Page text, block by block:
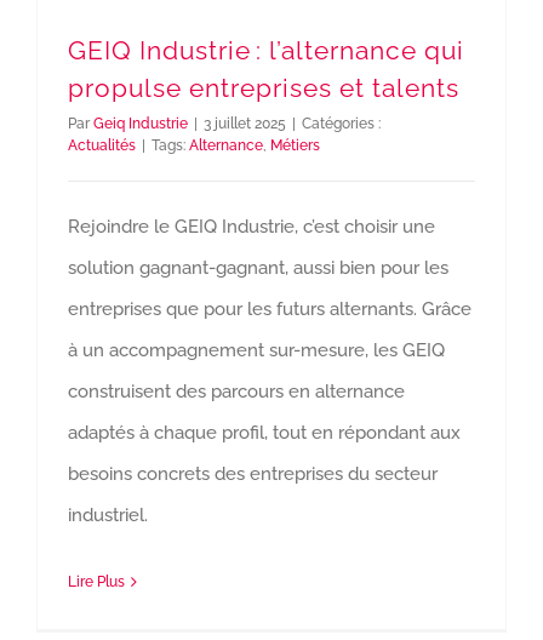
GEIQ Industrie : l’alternance qui
propulse entreprises et talents
Par Geiq Industrie 3 juillet 2025
Catégories :
Actualités
Tags: Alternance, Métiers
Rejoindre le GEIQ Industrie, c’est choisir une
solution gagnant-gagnant, aussi bien pour les
entreprises que pour les futurs alternants. Grâce
à un accompagnement sur-mesure, les GEIQ
construisent des parcours en alternance
adaptés à chaque profil, tout en répondant aux
besoins concrets des entreprises du secteur
industriel.
Lire Plus